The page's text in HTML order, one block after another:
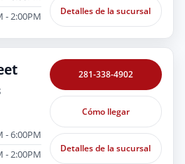
- 2:00PM Detalles de la sucursal
- 6:00PM
- 2:00PM
281-338-4902
Cómo llegar
Detalles de la sucursal